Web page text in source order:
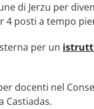
di Jerzu per
4 posti a tempo
per un
docenti nel
Castiadas.